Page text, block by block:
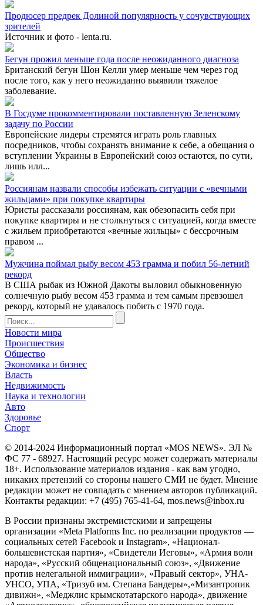
Продюсер предрек Долиной популярность у сочувствующих
зрителей
Источник и фото - lenta.ru.
Бегун прожил меньше года после неожиданного диагноза
Британский бегун Шон Келли умер меньше чем через год
после того, как у него неожиданно выявили тяжелое
заболевание.
В Госдуме прокомментировали поставленную Зеленскому
задачу по России
Европейские лидеры стремятся играть роль главных
посредников, чтобы сохранять внимание к себе, а обещания о
вступлении Украины в Европейский союз остаются, по сути,
лишь илл...
Россиянам назвали способы избежать ситуации с «вечными
жильцами» при покупке квартиры
Юристы рассказали россиянам, как обезопасить себя при
покупке квартиры и не столкнуться с ситуацией, когда вместе
с жильем приобретаются «вечные жильцы» с бессрочным
правом ...
Мужчина поймал рыбу весом 453 грамма и побил 56-летний
рекорд
В США рыбак из Южной Дакоты выловил обыкновенную
солнечную рыбу весом 453 грамма и тем самым превзошел
рекорд, который не удавалось побить с 1970 года.
Новости мира
Происшествия
Общество
Экономика и бизнес
Власть
Недвижимость
Наука и технологии
Авто
Здоровье
Спорт
© 2014-2024 Информационный портал «MOS NEWS». ЭЛ №
ФС 77 - 68927. Настоящий ресурс может содержать материалы
18+. Использование материалов издания - как вам угодно,
никаких претензий со стороны нашего СМИ не будет. Мнение
редакции может не совпадать с мнением авторов публикаций.
Контакты редакции: +7 (495) 765-41-64, mos.news@inbox.ru
В России признаны экстремистскими и запрещены
организации «Meta Platforms Inc. по реализации продуктов —
социальных сетей Facebook и Instagram», «Национал-
большевистская партия», «Свидетели Иеговы», «Армия воли
народа», «Русский общенациональный союз», «Движение
против нелегальной иммиграции», «Правый сектор», УНА-
УНСО, УПА, «Тризуб им. Степана Бандеры»,«Мизантропик
дивижн», «Меджлис крымскотатарского народа», движение